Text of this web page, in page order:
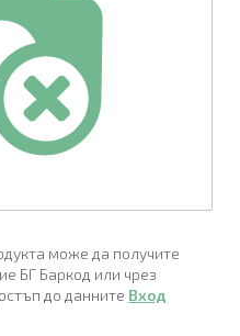
може да получите
БГ Баркод или чрез
до данните Вход